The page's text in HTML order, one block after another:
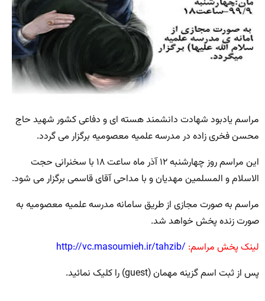
مراسم یادبود شهادت دانشمند هسته ای و دفاعی کشور شهید حاج
محسن فخری زاده در مدرسه علمیه معصومیه برگزار می گردد.
این مراسم روز چهارشنبه ۱۲ آذر ماه ساعت ۱۸ با سخنرانی حجت
الاسلام و المسلمین مهدیان و با مداحی آقای قاسمی برگزار می شود.
مراسم به صورت مجازی از طریق سامانه مدرسه علمیه معصومیه به
صورت زنده پخش خواهد شد.
لینک پخش مراسم: /http://vc.masoumieh.ir/tahzib
پس از ثبت اسم گزینه مهمان (guest) را کلیک نمائید.